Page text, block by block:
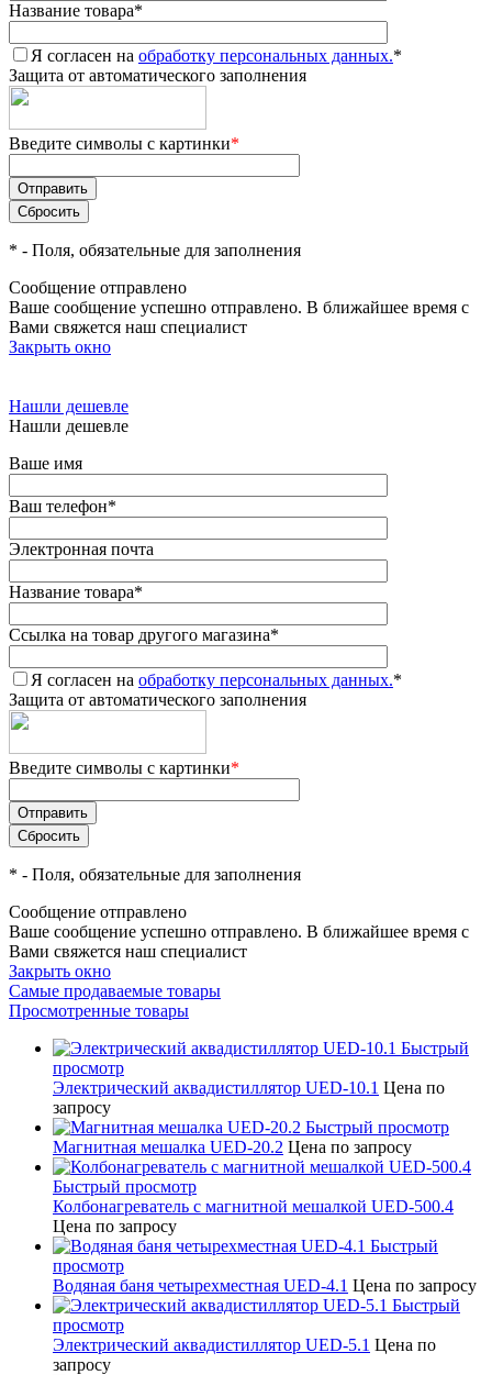
Название товара*
Я согласен на обработку персональных данных.*
Защита от автоматического заполнения
Введите символы с картинки*
* - Поля, обязательные для заполнения
Сообщение отправлено
Ваше сообщение успешно отправлено. В ближайшее время с
Вами свяжется наш специалист
Закрыть окно
Нашли дешевле
Нашли дешевле
Ваше имя
Ваш телефон*
Электронная почта
Название товара*
Ссылка на товар другого магазина*
Я согласен на обработку персональных данных.*
Защита от автоматического заполнения
Введите символы с картинки*
* - Поля, обязательные для заполнения
Сообщение отправлено
Ваше сообщение успешно отправлено. В ближайшее время с
Вами свяжется наш специалист
Закрыть окно
Самые продаваемые товары
Просмотренные товары
Быстрый
просмотр
Электрический аквадистиллятор UED-10.1 Цена по
запросу
Быстрый просмотр
Магнитная мешалка UED-20.2 Цена по запросу
Быстрый просмотр
Колбонагреватель с магнитной мешалкой UED-500.4
Цена по запросу
Быстрый
просмотр
Водяная баня четырехместная UED-4.1 Цена по запросу
Быстрый
просмотр
Электрический аквадистиллятор UED-5.1 Цена по
запросу